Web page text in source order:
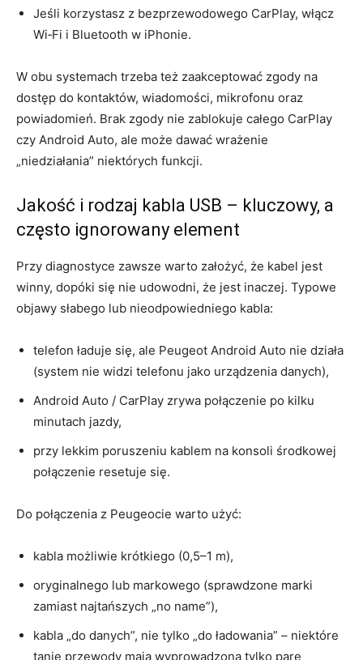
Jeśli korzystasz z bezprzewodowego CarPlay, włącz
Wi‑Fi i Bluetooth w iPhonie.
W obu systemach trzeba też zaakceptować zgody na
dostęp do kontaktów, wiadomości, mikrofonu oraz
powiadomień. Brak zgody nie zablokuje całego CarPlay
czy Android Auto, ale może dawać wrażenie
„niedziałania” niektórych funkcji.
Jakość i rodzaj kabla USB – kluczowy, a
często ignorowany element
Przy diagnostyce zawsze warto założyć, że kabel jest
winny, dopóki się nie udowodni, że jest inaczej. Typowe
objawy słabego lub nieodpowiedniego kabla:
telefon ładuje się, ale Peugeot Android Auto nie działa
(system nie widzi telefonu jako urządzenia danych),
Android Auto / CarPlay zrywa połączenie po kilku
minutach jazdy,
przy lekkim poruszeniu kablem na konsoli środkowej
połączenie resetuje się.
Do połączenia z Peugeocie warto użyć:
kabla możliwie krótkiego (0,5–1 m),
oryginalnego lub markowego (sprawdzone marki
zamiast najtańszych „no name”),
kabla „do danych”, nie tylko „do ładowania” – niektóre
tanie przewody mają wyprowadzoną tylko parę